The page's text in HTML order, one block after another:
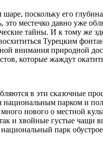
поскольку его
это местечко давно уже
тайны. И к тому же
Турецким
внимания природной
которые жаждут
в эти сказочные
национальным парком и
нового о местной
и хвойные густые чащи
парк